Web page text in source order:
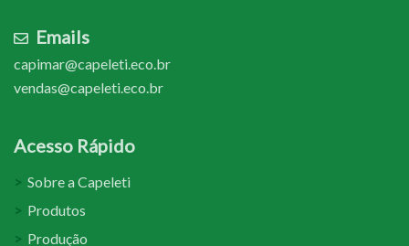
Emails
capimar@capeleti.eco.br
vendas@capeleti.eco.br
Acesso Rápido
Sobre a Capeleti
Produtos
Produção